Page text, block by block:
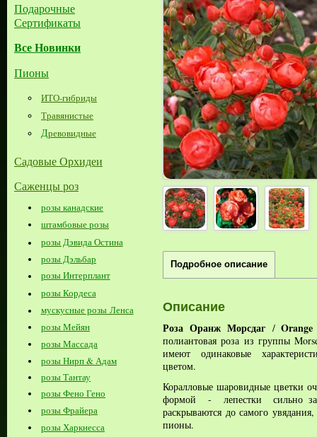
Подарочные
Сертификаты
Все Новинки
Пионы
ИТО-гибриды
Травянистые
Древовидные
Садовые Орхидеи
Саженцы роз
розы канадские
штамбовые розы
розы Дэвида Остина
розы Дэльбар
розы Интерплант
розы Кордеса
мускусные розы Ленса
розы Мейян
розы Массада
розы Нирп & Адам
розы Тантау
розы Фено Гено
розы Фрайера
розы Харкнесса
Подробное описание
Описание
Роза Оранж Морсдаг/
полиантовая роза из группы
имеют одинаковые
цветом.
Коралловые шаровидные цветки
формой - лепестки сильно
раскрываются до самого
пионы.